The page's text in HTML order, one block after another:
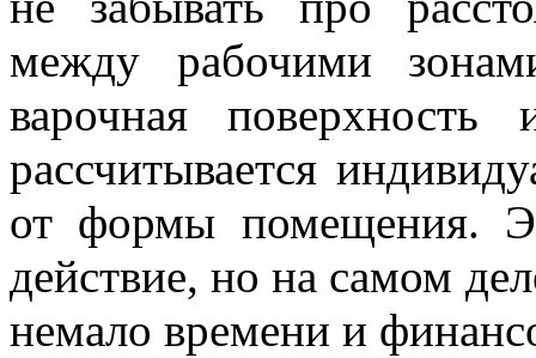
между рабочими
варочная
рассчитывается
от формы помещения.
действие, но на самом
немало времени и